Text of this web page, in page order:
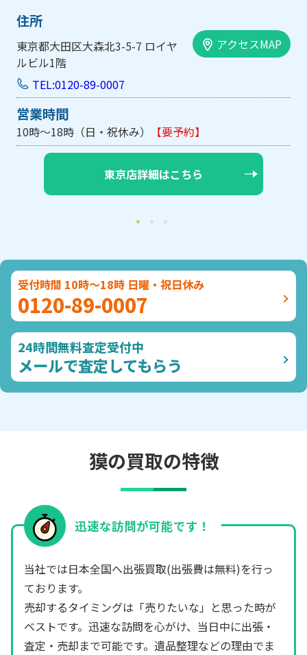
住所
東京都大田区大森北3-5-7 ロイヤ
ルビル1階
アクセスMAP
TEL:0120-89-0007
営業時間
10時～18時（日・祝休み） 【要予約】
東京店詳細はこちら
受付時間 10時～18時 日曜・祝日休み
0120-89-0007
24時間無料査定受付中
メールで査定してもらう
獏の買取の特徴
迅速な訪問が可能です！
当社では日本全国へ出張買取(出張費は無料)を行っ
ております。
売却するタイミングは「売りたいな」と思った時が
ベストです。迅速な訪問を心がけ、当日中に出張・
査定・売却まで可能です。遺品整理などの理由でま